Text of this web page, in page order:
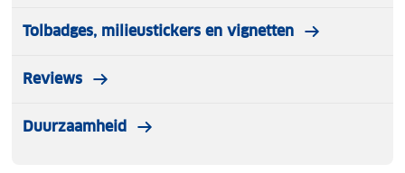
Tolbadges, milieustickers en vignetten
Reviews
Duurzaamheid